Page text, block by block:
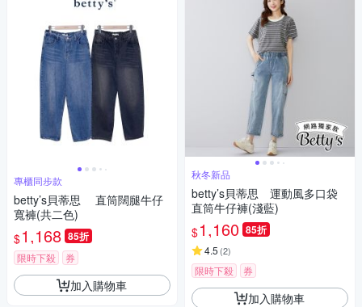
專櫃同步款
betty’s貝蒂思 直筒闊腿牛仔
寬褲(共二色)
$1,168 85折
限時下殺 券
加入購物車
秋冬新品
betty’s貝蒂思 運動風多口袋
直筒牛仔褲(淺藍)
$1,160 85折
4.5 (2)
限時下殺 券
加入購物車